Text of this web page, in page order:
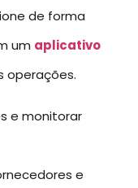
de forma
um aplicativo
operações.
e monitorar
e